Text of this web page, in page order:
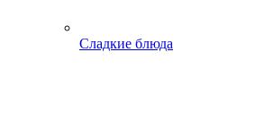
Сладкие блюда